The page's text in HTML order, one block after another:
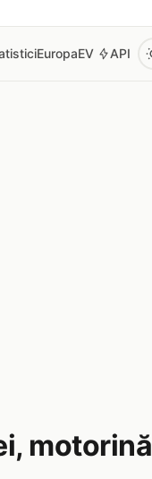
EuropaEV API
motorină